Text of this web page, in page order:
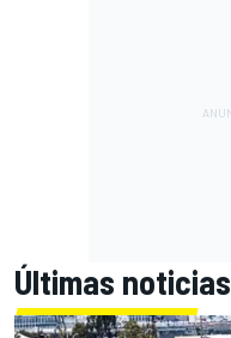
Últimas noticias